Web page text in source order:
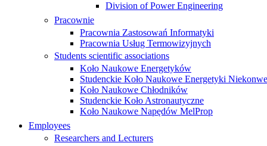
Division of Power Engineering
Pracownie
Pracownia Zastosowań Informatyki
Pracownia Usług Termowizyjnych
Students scientific associations
Koło Naukowe Energetyków
Studenckie Koło Naukowe Energetyki
Koło Naukowe Chłodników
Studenckie Koło Astronautyczne
Koło Naukowe Napędów MelProp
Employees
Researchers and Lecturers